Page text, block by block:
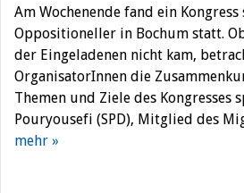
Am Wochenende fand ein
Oppositioneller in Bochum statt.
der Eingeladenen nicht kam,
OrganisatorInnen die
Themen und Ziele des Kongresses
Pouryousefi (SPD), Mitglied des
mehr »